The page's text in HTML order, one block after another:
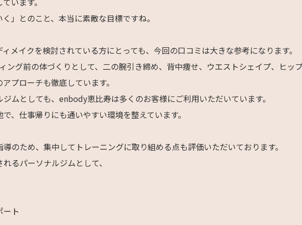
」とのこと、本当に素敵な目標ですね。
メイクを検討されている方にとっても、今回の口コミは大きな参考になります。
ング前の体づくりとして、二の腕引き締め、背中痩せ、ウエストシェイプ、ヒッ
プローチも徹底しています。
ムとしても、enbody恵比寿は多くのお客様にご利用いただいています。
、仕事帰りにも通いやすい環境を整えています。
のため、集中してトレーニングに取り組める点も評価いただいております。
るパーソナルジムとして、
ート